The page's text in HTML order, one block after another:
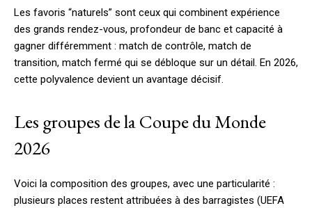
Les favoris “naturels” sont ceux qui combinent expérience
des grands rendez-vous, profondeur de banc et capacité à
gagner différemment : match de contrôle, match de
transition, match fermé qui se débloque sur un détail. En 2026,
cette polyvalence devient un avantage décisif.
Les groupes de la Coupe du Monde
2026
Voici la composition des groupes, avec une particularité :
plusieurs places restent attribuées à des barragistes (UEFA